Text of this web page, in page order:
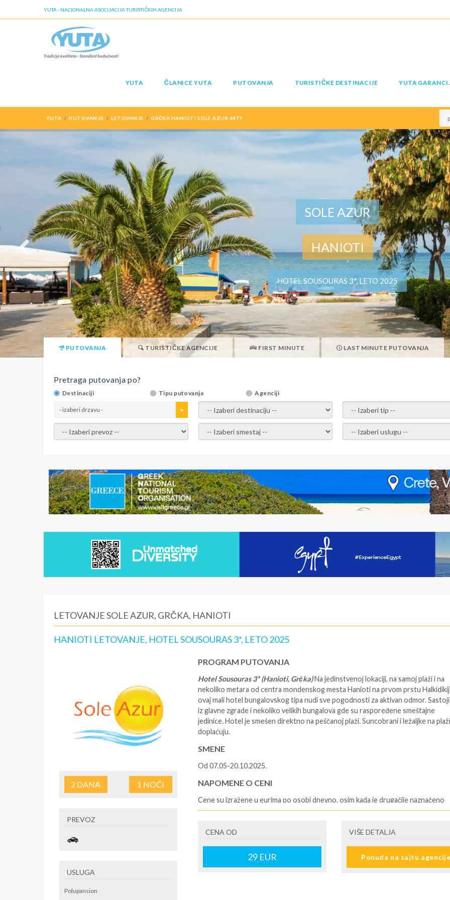
YUTA - NACIONALNA ASOCIJACIJA TURISTIČKIH AGENCIJA
YUTA ČLANICE YUTA PUTOVANJA TURISTIČKE DESTINACIJE YUTA
YUTA PUTOVANJA LETOVANJE GRČKA HANIOTI SOLE AZUR 6477
SOLE AZUR
HANIOTI
HOTEL SOUSOURAS 3*, LETO 2025
PUTOVANJA TURISTIČKE AGENCIJE FIRST MINUTE LAST MINUTE PUTOVANJA
Pretraga putovanja po?
Destinaciji Tipu putovanja Agenciji
- izaberi drzavu - - izaberi destinaciju - - izaberi tip -
- izaberi prevoz - - Izaberite smestaj - - Izaberite uslugu -
LETOVANJE SOLE AZUR, GRČKA, HANIOTI
HANIOTI LETOVANJE, HOTEL SOUSOURAS 3*, LETO 2025
2 DANA 1 NOĆI
PREVOZ
USLUGA
Polupansion
PROGRAM PUTOVANJA
Hotel Sousouras 3* (Hanioti, Grčka)Na jedinstvenoj lokaciji, na samoj plaži i na
nekoliko metara od centra mondenskog mesta Hanioti na prvom prstu
ovaj mali hotel bungalovskog tipa nudi sve pogodnosti za aktivan odmor.
iz glavne zgrade i nekoliko velikih bungalova gde su raspoređene smeštajne
jedinice. Hotel je smešen direktno na peščanoj plaži. Suncobrani i ležaljke na
doplaćuju.
SMENE
Od 07.05-20.10.2025.
NAPOMENE O CENI
Cene su izražene u eurima po osobi dnevno, osim kada je drugačije naznačeno
*Smeštaj u hotelu na bazi izabrane usluge i brojem noćenja *Usluge
organizatora aranžmana ili ino-partnera na destinaciji *Troškove organizacije i
vođenja aranžmana
CENA OD
29EUR
VIŠE DETALJA
Ponuda na sajtu